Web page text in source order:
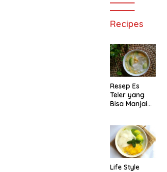
Recipes
Resep Es
Teler yang
Bisa Manjain
Life Style